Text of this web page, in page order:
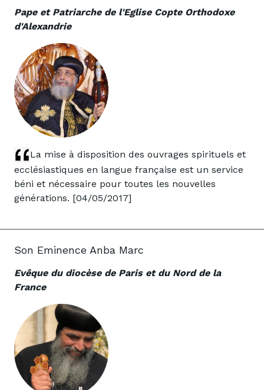
Pape et Patriarche de l'Eglise Copte Orthodoxe
d'Alexandrie
La mise à disposition des ouvrages spirituels et
ecclésiastiques en langue française est un service
béni et nécessaire pour toutes les nouvelles
générations. [04/05/2017]
Son Eminence Anba Marc
Evêque du diocèse de Paris et du Nord de la
France